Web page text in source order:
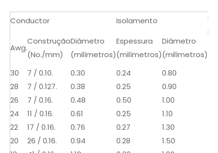
Conductor Isolamento
a
Awg.
Construção
(No./mm)
Diâmetro
(milímetros)
Espessura
(milímetros)
Diâmetro
(milímetros)
30
7 / 0.10. 0.30 0.24 0.80
28
7 / 0.127. 0.38 0.25 0.90
26
7 / 0.16. 0.48 0.50 1.00
24
11 / 0.16. 0.61 0.25 1.10
22
17 / 0.16. 0.76 0.27 1.30
20
26 / 0.16. 0.94 0.28 1.50